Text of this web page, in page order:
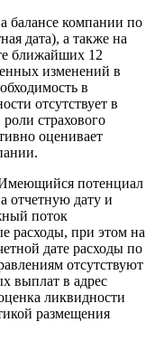
балансе компании по
дата), а также на
ближайших 12
изменений в
в
отсутствует в
страхового
оценивает
потенциал
отчетную дату и
поток
расходы, при этом на
дате расходы по
отсутствуют
выплат в адрес
ликвидности
размещения